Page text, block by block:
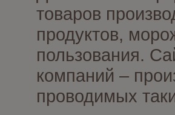
товаров
продуктов,
пользования.
компаний –
проводимых